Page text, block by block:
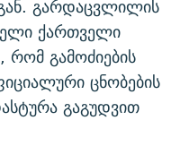
გარდაცვლილის
ქართველი
რომ გამოძიების
ცნობების
გაგუდვით